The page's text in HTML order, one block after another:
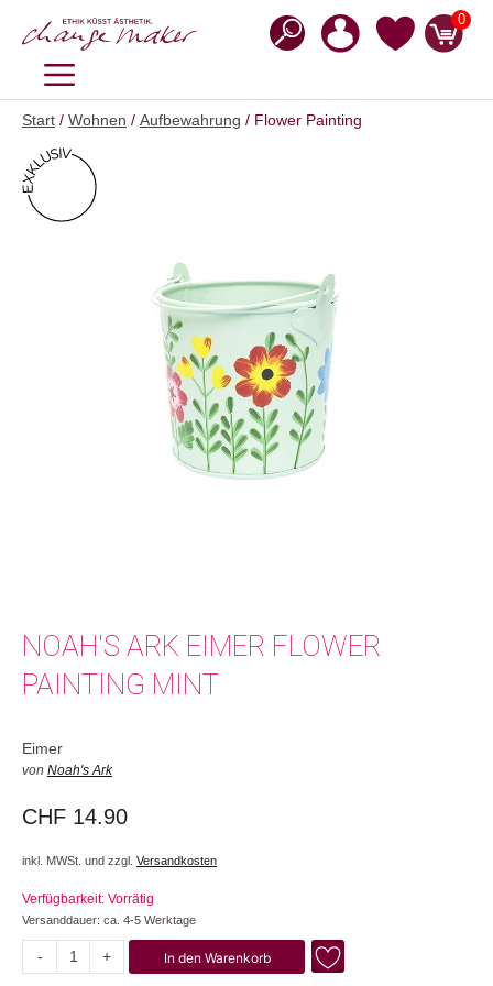
Inhalt
0
MENÜ
Start / Wohnen / Aufbewahrung / Flower Painting
NOAH'S ARK EIMER FLOWER
PAINTING MINT
Eimer
von Noah's Ark
CHF 14.90
inkl. MWSt. und zzgl. Versandkosten
Verfügbarkeit: Vorrätig
Versanddauer: ca. 4-5 Werktage
-
Flower
+ In den Warenkorb